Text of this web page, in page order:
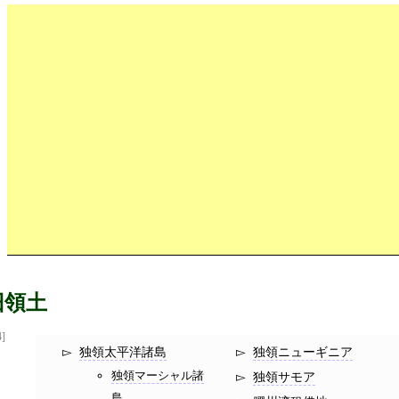
土
独領太平洋諸島
独領マーシャル諸
独領ニューギニア
独領サモア